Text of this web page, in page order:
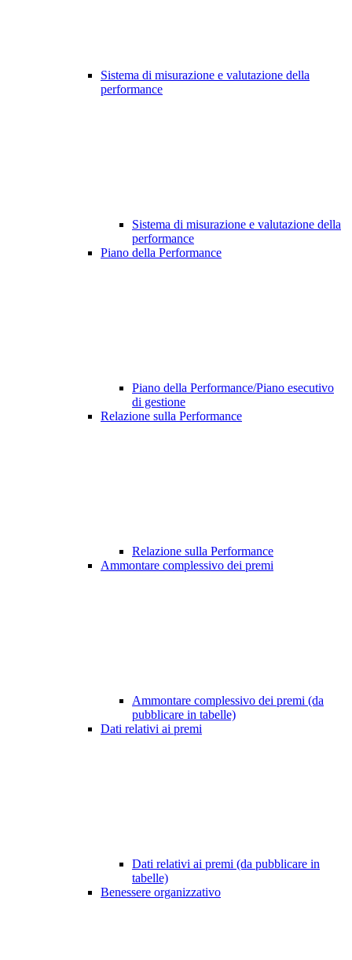
Sistema di misurazione e valutazione della
performance
Sistema di misurazione e valutazione della
performance
Piano della Performance
Piano della Performance/Piano esecutivo
di gestione
Relazione sulla Performance
Relazione sulla Performance
Ammontare complessivo dei premi
Ammontare complessivo dei premi (da
pubblicare in tabelle)
Dati relativi ai premi
Dati relativi ai premi (da pubblicare in
tabelle)
Benessere organizzativo